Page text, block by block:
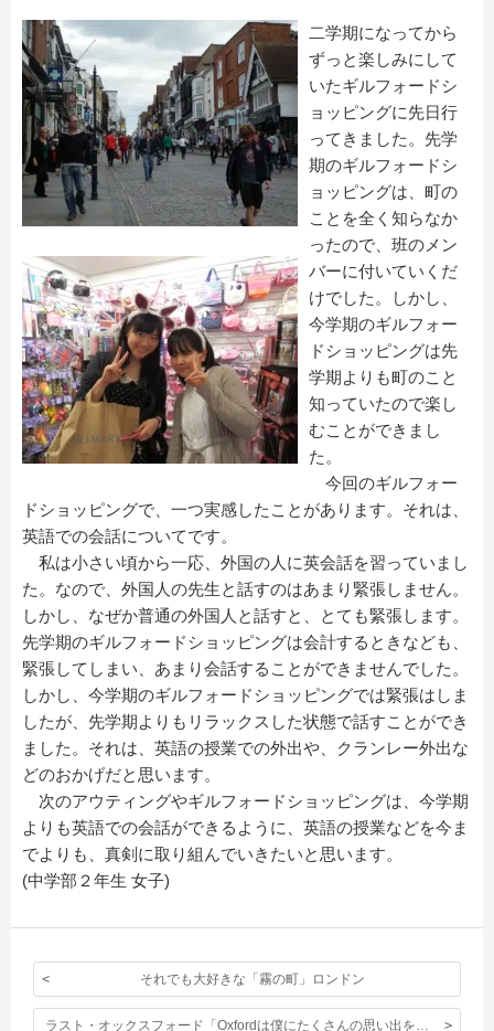
二学期になってから
ずっと楽しみにして
いたギルフォードシ
ョッピングに先日行
ってきました。先学
期のギルフォードシ
ョッピングは、町の
ことを全く知らなか
ったので、班のメン
バーに付いていくだ
けでした。しかし、
今学期のギルフォー
ドショッピングは先
学期よりも町のこと
知っていたので楽し
むことができまし
た。
今回のギルフォー
ドショッピングで、一つ実感したことがあります。それは、
英語での会話についてです。
私は小さい頃から一応、外国の人に英会話を習っていまし
た。なので、外国人の先生と話すのはあまり緊張しません。
しかし、なぜか普通の外国人と話すと、とても緊張します。
先学期のギルフォードショッピングは会計するときなども、
緊張してしまい、あまり会話することができませんでした。
しかし、今学期のギルフォードショッピングでは緊張はしま
したが、先学期よりもリラックスした状態で話すことができ
ました。それは、英語の授業での外出や、クランレー外出な
どのおかげだと思います。
次のアウティングやギルフォードショッピングは、今学期
よりも英語での会話ができるように、英語の授業などを今ま
でよりも、真剣に取り組んでいきたいと思います。
(中学部２年生 女子)
それでも大好きな「霧の町」ロンドン